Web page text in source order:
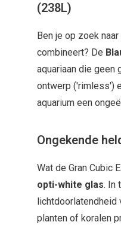
(238L)
Ben je op zoek
combineert? De
aquariaan die geen
ontwerp ('rimless')
aquarium een
Ongekende
Wat de Gran Cubic
opti-white glas. In
lichtdoorlatendheid
planten of koralen